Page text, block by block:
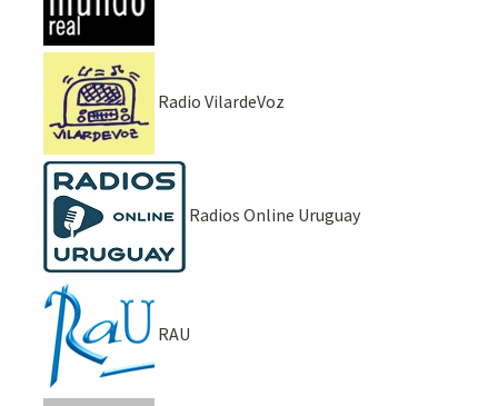
Radio VilardeVoz
Radios Online Uruguay
RAU